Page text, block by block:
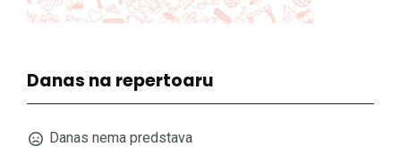
Danas na repertoaru
Danas nema predstava